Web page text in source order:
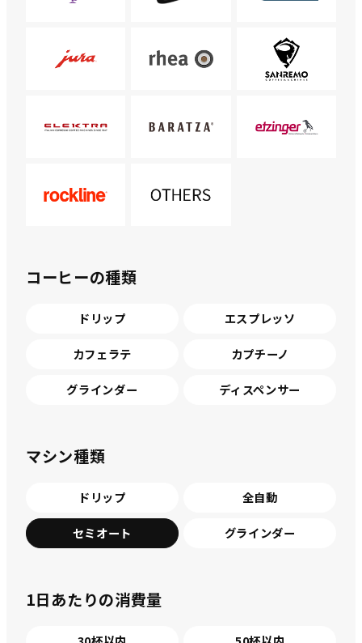
コーヒーの種類
ドリップ エスプレッソ
カフェラテ カプチーノ
グラインダー ディスペンサー
マシン種類
ドリップ 全自動
セミオート グラインダー
1日あたりの消費量